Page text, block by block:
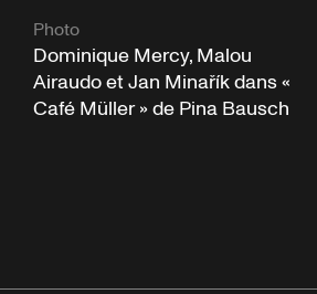
Photo
Dominique Mercy, Malou
Airaudo et Jan Minařík dans «
Café Müller » de Pina Bausch